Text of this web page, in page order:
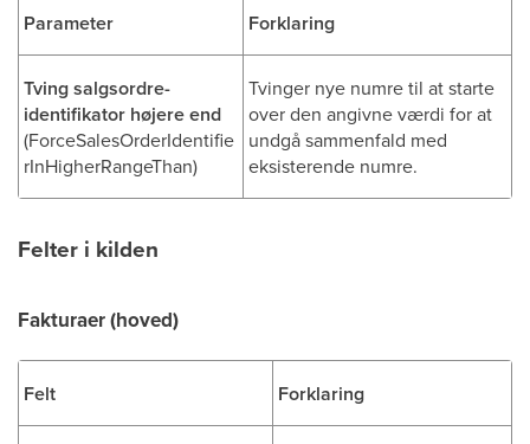
Parameter Forklaring
Tving salgsordre-
identifikator højere end
(ForceSalesOrderIdentifie
rInHigherRangeThan)
Tvinger nye numre til at starte
over den angivne værdi for at
undgå sammenfald med
eksisterende numre.
Felter i kilden
Fakturaer (hoved)
Felt Forklaring